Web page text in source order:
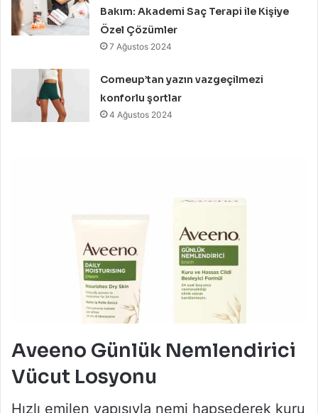
Bakım: Akademi Saç Terapi ile Kişiye
Özel Çözümler
7 Ağustos 2024
Comeup’tan yazın vazgeçilmezi
konforlu şortlar
4 Ağustos 2024
Aveeno Günlük Nemlendirici
Vücut Losyonu
Hızlı emilen yapısıyla nemi hapsederek kuru